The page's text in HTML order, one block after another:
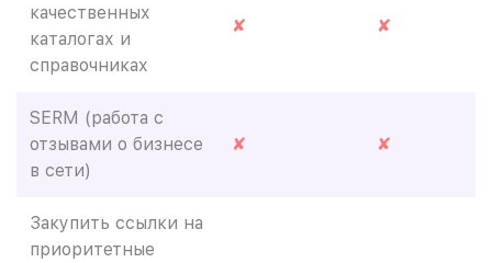
качественных
каталогах и
справочниках
✘ ✘
SERM (работа с
отзывами о бизнесе
в сети)
✘ ✘
Закупить ссылки на
приоритетные